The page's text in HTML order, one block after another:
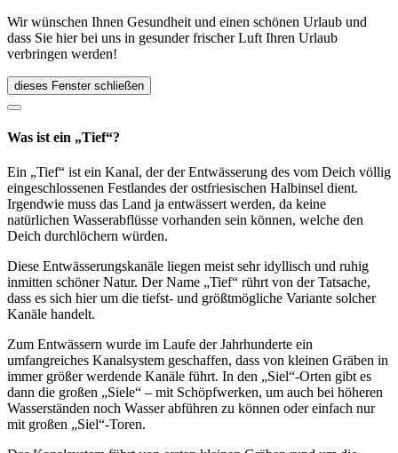
Wir wünschen Ihnen Gesundheit und einen schönen Urlaub und
dass Sie hier bei uns in gesunder frischer Luft Ihren Urlaub
verbringen werden!
dieses Fenster schließen
Was ist ein „Tief“?
Ein „Tief“ ist ein Kanal, der der Entwässerung des vom Deich völlig
eingeschlossenen Festlandes der ostfriesischen Halbinsel dient.
Irgendwie muss das Land ja entwässert werden, da keine
natürlichen Wasserabflüsse vorhanden sein können, welche den
Deich durchlöchern würden.
Diese Entwässerungskanäle liegen meist sehr idyllisch und ruhig
inmitten schöner Natur. Der Name „Tief“ rührt von der Tatsache,
dass es sich hier um die tiefst- und größtmögliche Variante solcher
Kanäle handelt.
Zum Entwässern wurde im Laufe der Jahrhunderte ein
umfangreiches Kanalsystem geschaffen, dass von kleinen Gräben in
immer größer werdende Kanäle führt. In den „Siel“-Orten gibt es
dann die großen „Siele“ – mit Schöpfwerken, um auch bei höheren
Wasserständen noch Wasser abführen zu können oder einfach nur
mit großen „Siel“-Toren.